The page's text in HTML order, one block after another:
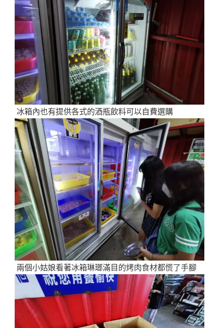
冰箱內也有提供各式的酒瓶飲料可以自費選購
兩個小姑娘看著冰箱琳瑯滿目的烤肉食材都慌了手腳